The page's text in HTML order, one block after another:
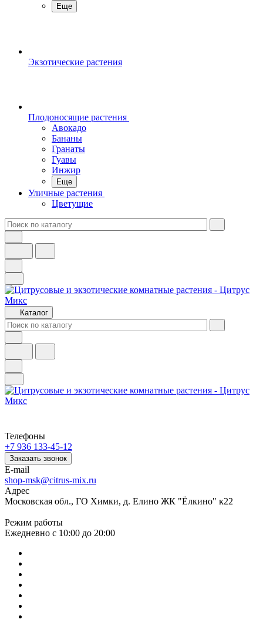
Еще
Экзотические растения
Плодоносящие растения
Авокадо
Бананы
Гранаты
Гуавы
Инжир
Еще
Уличные растения
Цветущие
Каталог
Телефоны
+7 936 133-45-12
Заказать звонок
E-mail
shop-msk@citrus-mix.ru
Адрес
Московская обл., ГО Химки, д. Елино ЖК "Ёлкино" к22
Режим работы
Ежедневно с 10:00 до 20:00